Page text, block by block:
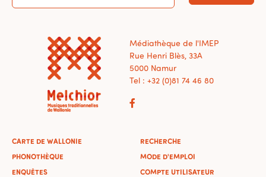
Médiathèque de l'IMEP
Rue Henri Blès, 33A
5000 Namur
Tel : +32 (0)81 74 46 80
CARTE DE WALLONIE
PHONOTHÈQUE
ENQUÊTES
RECHERCHE
MODE D'EMPLOI
COMPTE UTILISATEUR